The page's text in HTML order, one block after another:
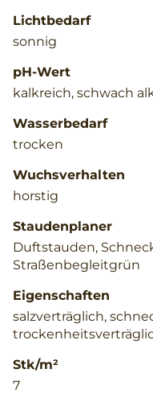
Lichtbedarf
sonnig
pH-Wert
kalkreich, schwach
Wasserbedarf
trocken
Wuchsverhalten
horstig
Staudenplaner
Duftstauden,
Straßenbegleitgrün
Eigenschaften
salzverträglich,
Stk/m²
7